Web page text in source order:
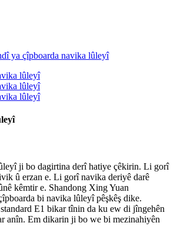
ji bo dagirtina derî hatiye çêkirin. Li gorî
û erzan e. Li gorî navika deriyê darê
kêmtir e. Shandong Xing Yuan
bi navika lûleyî pêşkêş dike.
E1 bikar tînin da ku ew di jîngehên
anîn. Em dikarin ji bo we bi mezinahiyên